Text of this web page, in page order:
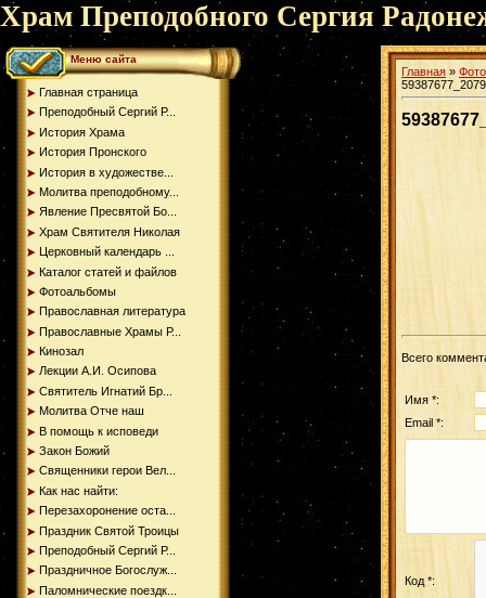
Храм Преподобного Сергия
Меню сайта
Главная страница
Преподобный Сергий Р...
История Храма
История Пронского
История в художестве...
Молитва преподобному...
Явление Пресвятой Бо...
Храм Святителя Николая
Церковный календарь ...
Каталог статей и файлов
Фотоальбомы
Православная литература
Православные Храмы Р...
Кинозал
Лекции А.И. Осипова
Святитель Игнатий Бр...
Молитва Отче наш
В помощь к исповеди
Закон Божий
Священники герои Вел...
Как нас найти:
Перезахоронение оста...
Праздник Святой Троицы
Преподобный Сергий Р...
Праздничное Богослуж...
Паломнические поездк...
Главная »
Всего
Имя *:
Email *:
Код *: